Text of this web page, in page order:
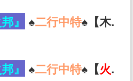
』 ♠️二行中特♠️【木.
』 ♠️二行中特♠️【火.